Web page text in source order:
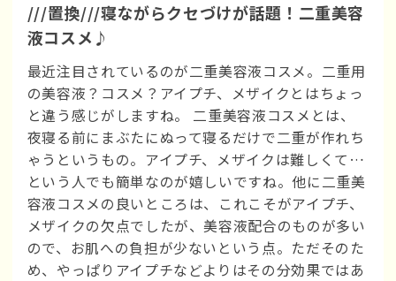
///置換///寝ながらクセづけが話題！二重美容
液コスメ♪
最近注目されているのが二重美容液コスメ。二重用
の美容液？コスメ？アイプチ、メザイクとはちょっ
と違う感じがしますね。 二重美容液コスメとは、
夜寝る前にまぶたにぬって寝るだけで二重が作れち
ゃうというもの。アイプチ、メザイクは難しくて…
という人でも簡単なのが嬉しいですね。他に二重美
容液コスメの良いところは、これこそがアイプチ、
メザイクの欠点でしたが、美容液配合のものが多い
ので、お肌への負担が少ないという点。ただそのた
め、やっぱりアイプチなどよりはその分効果ではあ